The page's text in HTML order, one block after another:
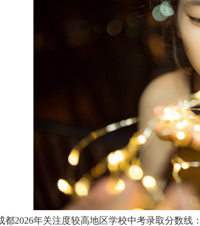
都2026年关注度较高地区学校中考录取分数线：